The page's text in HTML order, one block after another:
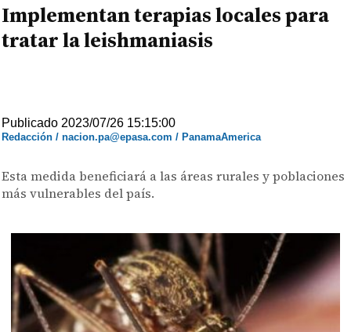
Implementan terapias locales para
tratar la leishmaniasis
Publicado 2023/07/26 15:15:00
Redacción / nacion.pa@epasa.com / PanamaAmerica
Esta medida beneficiará a las áreas rurales y poblaciones
más vulnerables del país.